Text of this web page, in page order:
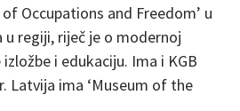
Occupations and Freedom’ u
u regiji, riječ je o modernoj
i edukaciju. Ima i KGB
Latvija ima ‘Museum of the